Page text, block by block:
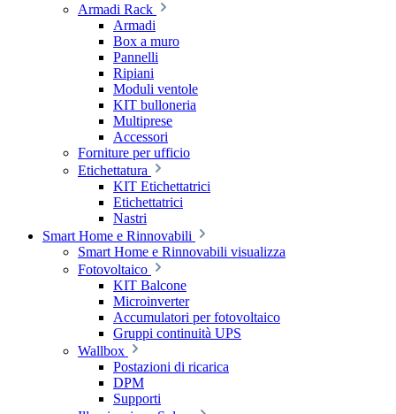
Armadi Rack
Armadi
Box a muro
Pannelli
Ripiani
Moduli ventole
KIT bulloneria
Multiprese
Accessori
Forniture per ufficio
Etichettatura
KIT Etichettatrici
Etichettatrici
Nastri
Smart Home e Rinnovabili
Smart Home e Rinnovabili visualizza
Fotovoltaico
KIT Balcone
Microinverter
Accumulatori per fotovoltaico
Gruppi continuità UPS
Wallbox
Postazioni di ricarica
DPM
Supporti